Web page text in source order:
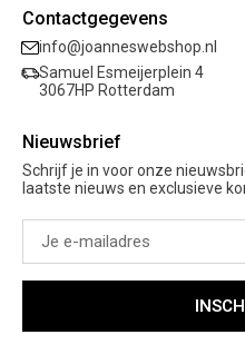
Retourneren
Garantie
Mijn verlanglijst
Sale
Kleding
Schoenen
Cadeaubon
Contactgegevens
info@joanneswebshop.nl
Samuel Esmeijerplein 4
3067HP Rotterdam
Nieuwsbrief
Schrijf je in voor onze
laatste nieuws en exclusieve